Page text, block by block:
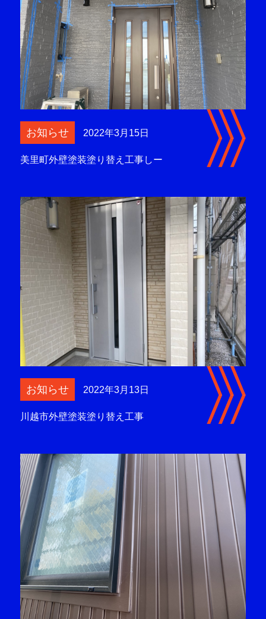
お知らせ 2022年3月15日
美里町外壁塗装塗り替え工事しー
お知らせ 2022年3月13日
川越市外壁塗装塗り替え工事